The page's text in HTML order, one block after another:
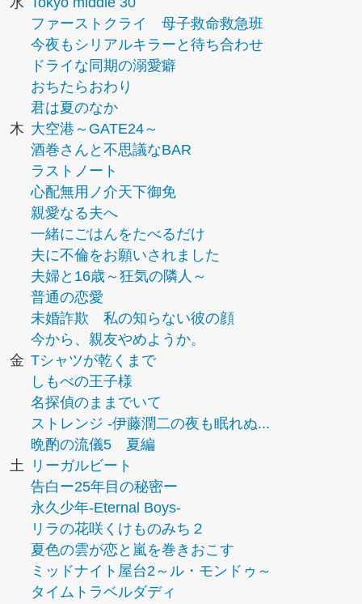
ファーストクライ 母子救命救急班
今夜もシリアルキラーと待ち合わせ
ドライな同期の溺愛癖
おちたらおわり
君は夏のなか
木 大空港～GATE24～
酒巻さんと不思議なBAR
ラストノート
心配無用ノ介天下御免
親愛なる夫へ
一緒にごはんをたべるだけ
夫に不倫をお願いされました
夫婦と16歳～狂気の隣人～
普通の恋愛
未婚詐欺 私の知らない彼の顔
今から、親友やめようか。
金 Tシャツが乾くまで
しもべの王子様
名探偵のままでいて
ストレンジ -伊藤潤二の夜も眠れぬ...
晩酌の流儀5 夏編
土
リーガルビート
告白ー25年目の秘密ー
永久少年-Eternal Boys-
リラの花咲くけものみち２
夏色の雲が恋と嵐を巻きおこす
ミッドナイト屋台2～ル・モンドゥ～
タイムトラベルダディ